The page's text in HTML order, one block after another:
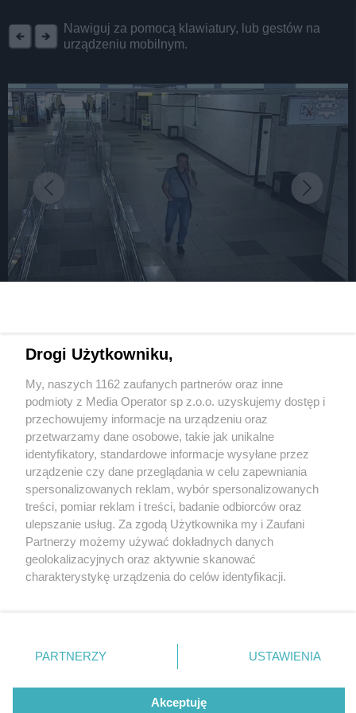
Nawiguj za pomocą klawiatury, lub gestów na
urządzeniu mobilnym.
uchwycił go monitoring. Rozpoznajecie
poszukiwanego?
2 / 2
Sosnowiec. Tunel pod
dworcem kolejowym
Sosnowiec Główny.
Podejrzany o pobicie
przechodnia. 27 kwietnia
Wróć do artykułu:
uchwycił go monitoring. Rozpoznajecie
Wydawca mediów lokalnych
Nie zapomnij
zapoznać się z:
polityką prywatności
Twojemiasto
Piekary Śląskie
Chorzów
Tarnowskie Góry
Gliwice
Skontakuj sięz nami
Kontakt
Redakcja
Newsletter
Drogi Użytkowniku,
My, naszych 1162 zaufanych partnerów oraz inne
podmioty z Media Operator sp z.o.o. uzyskujemy dostęp i
przechowujemy informacje na urządzeniu oraz
przetwarzamy dane osobowe, takie jak unikalne
identyfikatory, standardowe informacje wysyłane przez
urządzenie czy dane przeglądania w celu zapewniania
spersonalizowanych reklam, wybór spersonalizowanych
treści, pomiar reklam i treści, badanie odbiorców oraz
ulepszanie usług. Za zgodą Użytkownika my i Zaufani
Partnerzy możemy używać dokładnych danych
geolokalizacyjnych oraz aktywnie skanować
charakterystykę urządzenia do celów identyfikacji.
zmienić/wycofać klikając przycisk ustawień prywatności
znajdujący się w lewym dolnym rogu strony
rodzaje przetwarzania danych nie wymagają zgody
użytkownika, ale masz prawo sprzeciwić się takiemu
PARTNERZY USTAWIENIA
Akceptuję